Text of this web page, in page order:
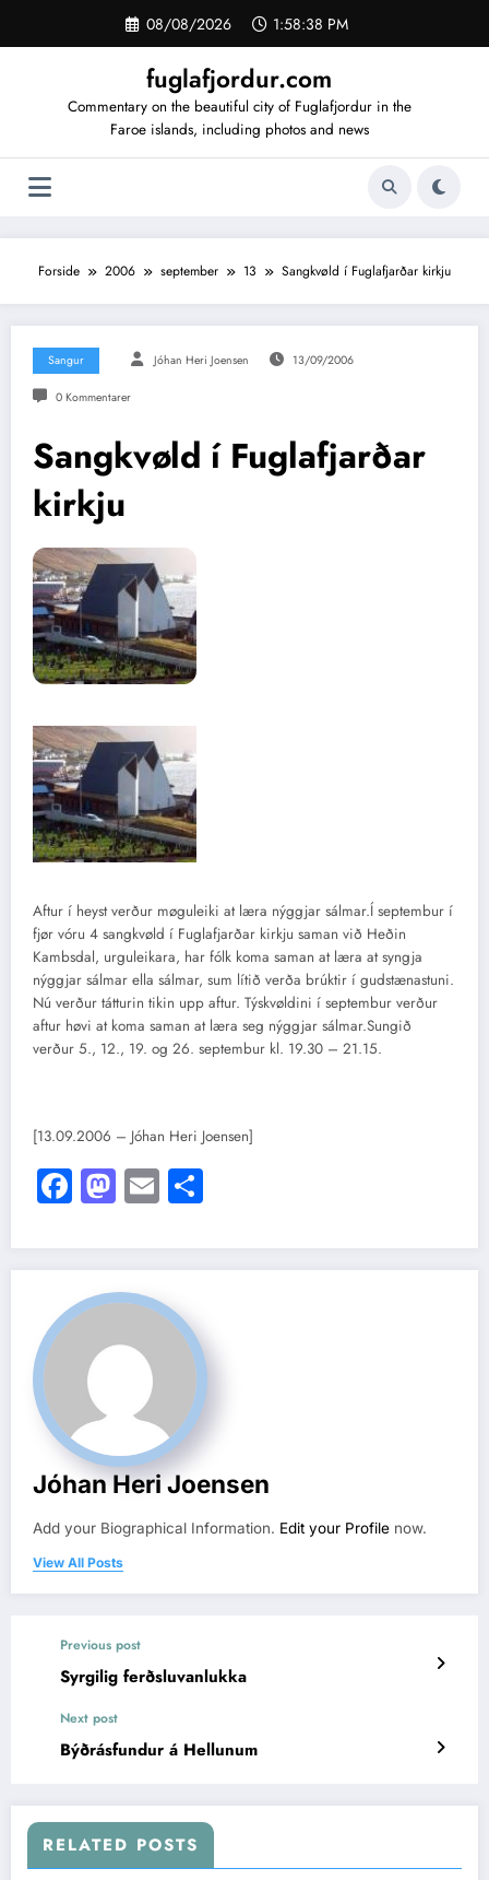
indhold
08/08/2026 1:58:38 PM
fuglafjordur.com
Commentary on the beautiful city of Fuglafjordur in the
Faroe islands, including photos and news
Forside 2006 september 13 Sangkvøld í Fuglafjarðar kirkju
Sangur Jóhan Heri Joensen 13/09/2006
0 Kommentarer
Sangkvøld í Fuglafjarðar
kirkju
Aftur í heyst verður møguleiki at læra nýggjar sálmar.Í septembur í
fjør vóru 4 sangkvøld í Fuglafjarðar kirkju saman við Heðin
Kambsdal, urguleikara, har fólk koma saman at læra at syngja
nýggjar sálmar ella sálmar, sum lítið verða brúktir í gudstænastuni.
Nú verður tátturin tikin upp aftur. Týskvøldini í septembur verður
aftur høvi at koma saman at læra seg nýggjar sálmar.Sungið
verður 5., 12., 19. og 26. septembur kl. 19.30 – 21.15.
[13.09.2006 – Jóhan Heri Joensen]
Facebook
Mastodon
Email
Jóhan Heri Joensen
Add your Biographical Information. Edit your Profile now.
View All Posts
Previous post
Syrgilig ferðsluvanlukka
Next post
Býðrásfundur á Hellunum
RELATED POSTS